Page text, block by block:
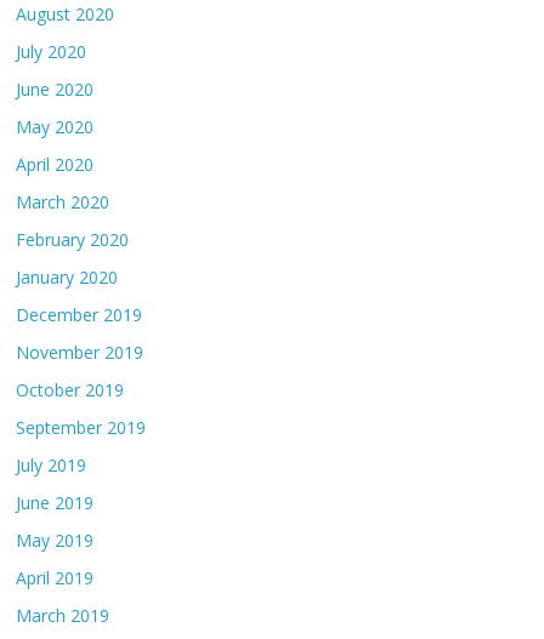
August 2020
July 2020
June 2020
May 2020
April 2020
March 2020
February 2020
January 2020
December 2019
November 2019
October 2019
September 2019
July 2019
June 2019
May 2019
April 2019
March 2019